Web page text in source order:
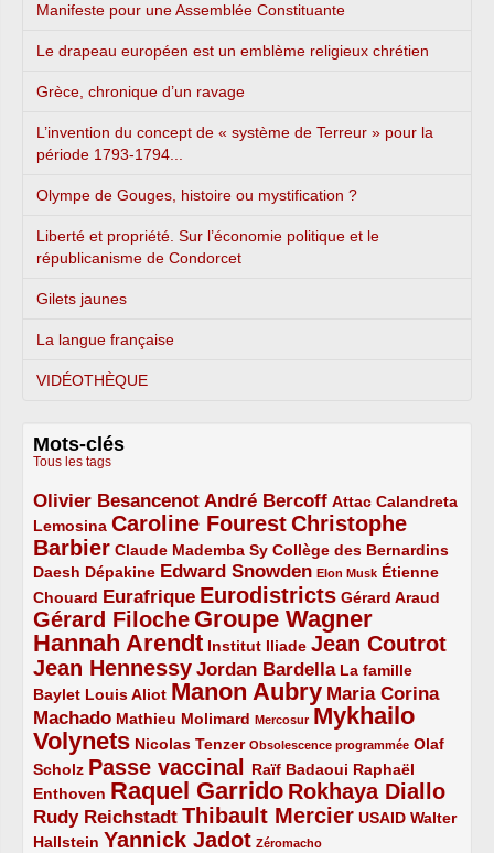
Manifeste pour une Assemblée Constituante
Le drapeau européen est un emblème religieux chrétien
Grèce, chronique d’un ravage
L’invention du concept de « système de Terreur » pour la
période 1793-1794...
Olympe de Gouges, histoire ou mystification ?
Liberté et propriété. Sur l’économie politique et le
républicanisme de Condorcet
Gilets jaunes
La langue française
VIDÉOTHÈQUE
Mots-clés
Tous les tags
Olivier Besancenot
3/5 André Bercoff
3/5 Attac
2/5
Calandreta
Lemosina
2/5 Caroline Fourest
4/5
Christophe
Barbier
4/5 Claude Mademba Sy
2/5 Collège des Bernardins
2/5
Daesh
2/5 Dépakine
2/5 Edward Snowden
3/5 Elon Musk
1/5
Étienne
Chouard
2/5 Eurafrique
3/5 Eurodistricts
4/5 Gérard Araud
2/5
Gérard Filoche
4/5 Groupe Wagner
5/5
Hannah Arendt
5/5 Institut Iliade
2/5 Jean Coutrot
4/5
Jean Hennessy
4/5 Jordan Bardella
3/5
La famille
Baylet
2/5 Louis Aliot
2/5 Manon Aubry
5/5
Maria Corina
Machado
3/5 Mathieu Molimard
2/5 Mercosur
1/5
Mykhailo
Volynets
5/5 Nicolas Tenzer
2/5 Obsolescence programmée
1/5
Olaf
Scholz
2/5 Passe vaccinal
4/5 Raïf Badaoui
2/5
Raphaël
Enthoven
2/5 Raquel Garrido
5/5 Rokhaya Diallo
4/5
Rudy Reichstadt
3/5 Thibault Mercier
4/5 USAID
2/5
Walter
Hallstein
2/5 Yannick Jadot
4/5 Zéromacho
1/5